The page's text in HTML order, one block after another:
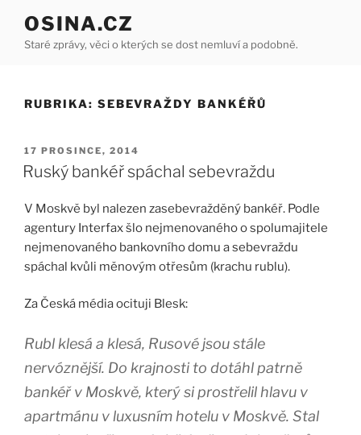
obsahu
OSINA.CZ
Staré zprávy, věci o kterých se dost nemluví a podobně.
RUBRIKA: SEBEVRAŽDY BANKÉŘŮ
PUBLIKOVÁNO
17 PROSINCE, 2014
Ruský bankéř spáchal sebevraždu
V Moskvě byl nalezen zasebevražděný bankéř. Podle
agentury Interfax šlo nejmenovaného o spolumajitele
nejmenovaného bankovního domu a sebevraždu
spáchal kvůli měnovým otřesům (krachu rublu).
Za Česká média ocituji Blesk:
Rubl klesá a klesá, Rusové jsou stále
nervóznější. Do krajnosti to dotáhl patrně
bankéř v Moskvě, který si prostřelil hlavu v
apartmánu v luxusním hotelu v Moskvě. Stal